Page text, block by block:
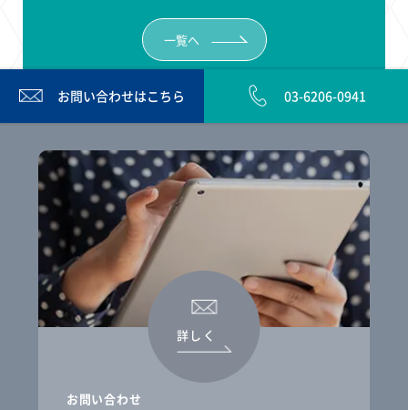
一覧へ
お問い合わせはこちら 03-6206-0941
お問い合わせ
詳しく